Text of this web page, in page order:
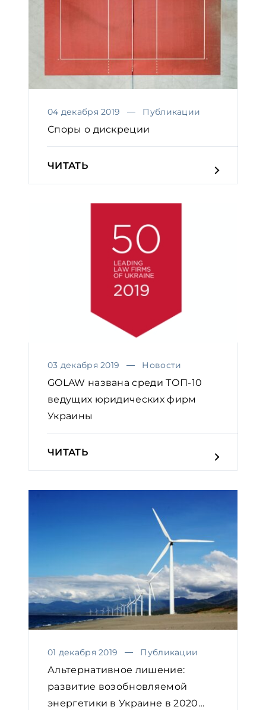
04 декабря 2019 Публикации
Споры о дискреции
ЧИТАТЬ
03 декабря 2019 Новости
GOLAW названа среди ТОП-10
ведущих юридических фирм
Украины
ЧИТАТЬ
01 декабря 2019 Публикации
Альтернативное лишение:
развитие возобновляемой
энергетики в Украине в 2020